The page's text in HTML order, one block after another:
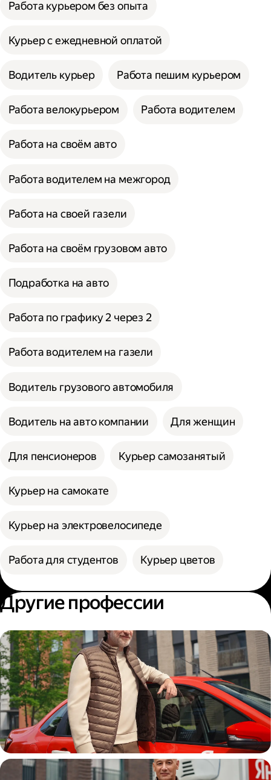
Работа курьером без опыта
Курьер с ежедневной оплатой
Водитель курьер Работа пешим курьером
Работа велокурьером Работа водителем
Работа на своём авто
Работа водителем на межгород
Работа на своей газели
Работа на своём грузовом авто
Подработка на авто
Работа по графику 2 через 2
Работа водителем на газели
Водитель грузового автомобиля
Водитель на авто компании Для женщин
Для пенсионеров Курьер самозанятый
Курьер на самокате
Курьер на электровелосипеде
Работа для студентов Курьер цветов
Другие профессии
Автокурьер